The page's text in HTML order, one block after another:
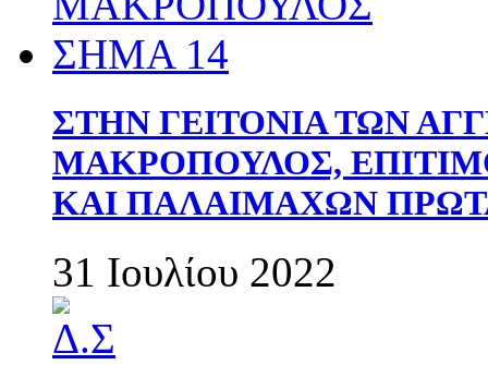
ΣΤΗΝ ΓΕΙΤΟΝΙΑ ΤΩΝ
ΜΑΚΡΟΠΟΥΛΟΣ,
ΚΑΙ ΠΑΛΑΙΜΑΧΩΝ
31 Ιουλίου 2022